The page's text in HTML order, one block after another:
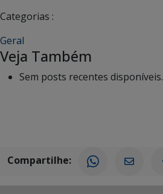
Categorias :
Geral
Veja Também
Sem posts recentes disponíveis.
Compartilhe: